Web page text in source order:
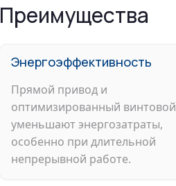
Преимущества
Энергоэффективность
Прямой привод и
оптимизированный
уменьшают энергозатраты,
особенно при длительной
непрерывной работе.